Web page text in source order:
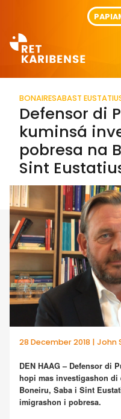
BONAIRESABAST
Defensor di
kuminsá
pobresa na
Sint
28 December 2018 | John
DEN HAAG – Defensor di
hopi mas investigashon
Boneiru, Saba i Sint
imigrashon i pobresa.